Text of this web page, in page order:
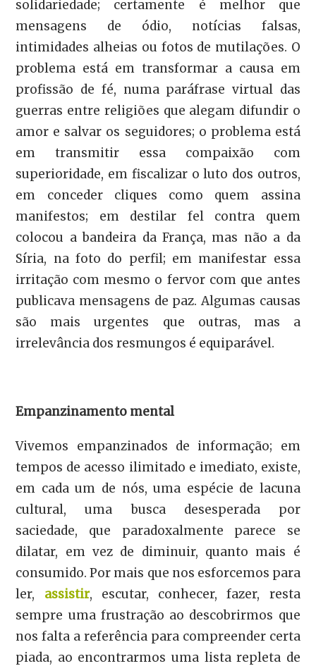
solidariedade; certamente é melhor que
mensagens de ódio, notícias falsas,
intimidades alheias ou fotos de mutilações. O
problema está em transformar a causa em
profissão de fé, numa paráfrase virtual das
guerras entre religiões que alegam difundir o
amor e salvar os seguidores; o problema está
em transmitir essa compaixão com
superioridade, em fiscalizar o luto dos outros,
em conceder cliques como quem assina
manifestos; em destilar fel contra quem
colocou a bandeira da França, mas não a da
Síria, na foto do perfil; em manifestar essa
irritação com mesmo o fervor com que antes
publicava mensagens de paz. Algumas causas
são mais urgentes que outras, mas a
irrelevância dos resmungos é equiparável.
Empanzinamento mental
Vivemos empanzinados de informação; em
tempos de acesso ilimitado e imediato, existe,
em cada um de nós, uma espécie de lacuna
cultural, uma busca desesperada por
saciedade, que paradoxalmente parece se
dilatar, em vez de diminuir, quanto mais é
consumido. Por mais que nos esforcemos para
ler, assistir, escutar, conhecer, fazer, resta
sempre uma frustração ao descobrirmos que
nos falta a referência para compreender certa
piada, ao encontrarmos uma lista repleta de